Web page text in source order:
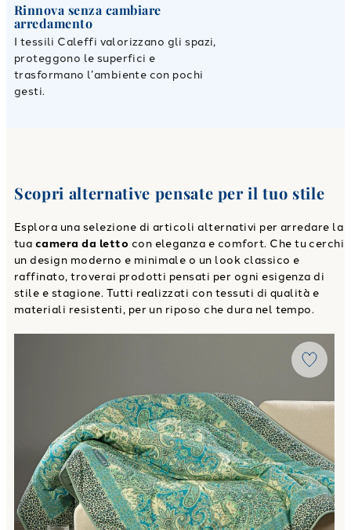
Rinnova senza cambiare
arredamento
I tessili Caleffi valorizzano gli spazi,
proteggono le superfici e
trasformano l’ambiente con pochi
gesti.
Scopri alternative pensate per il tuo stile
Esplora una selezione di articoli alternativi per arredare la
tua camera da letto con eleganza e comfort. Che tu cerchi
un design moderno e minimale o un look classico e
raffinato, troverai prodotti pensati per ogni esigenza di
stile e stagione. Tutti realizzati con tessuti di qualità e
materiali resistenti, per un riposo che dura nel tempo.
Plaid Scaldotto CM 130X170 belmond in Cotone